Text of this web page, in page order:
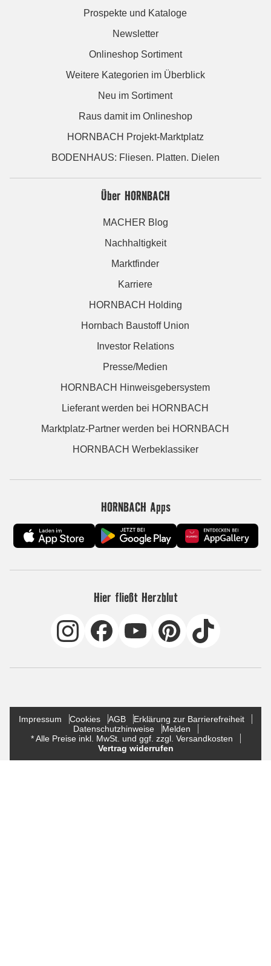
Prospekte und Kataloge
Newsletter
Onlineshop Sortiment
Weitere Kategorien im Überblick
Neu im Sortiment
Raus damit im Onlineshop
HORNBACH Projekt-Marktplatz
BODENHAUS: Fliesen. Platten. Dielen
Über HORNBACH
MACHER Blog
Nachhaltigkeit
Marktfinder
Karriere
HORNBACH Holding
Hornbach Baustoff Union
Investor Relations
Presse/Medien
HORNBACH Hinweisgebersystem
Lieferant werden bei HORNBACH
Marktplatz-Partner werden bei HORNBACH
HORNBACH Werbeklassiker
HORNBACH Apps
Hier fließt Herzblut
Impressum Cookies AGB
Erklärung zur Barrierefreiheit
Datenschutzhinweise
Melden
* Alle Preise inkl. MwSt. und ggf. zzgl. Versandkosten
Vertrag widerrufen